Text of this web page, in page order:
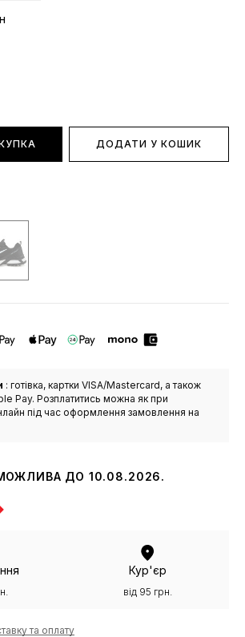
ДОДАТИ У КОШИК
: готівка, картки VISA/Mastercard, а також
Pay. Розплатитись можна як при
під час оформлення замовлення на
ДО 10.08.2026.
Кур'єр
від 95 грн.
та оплату